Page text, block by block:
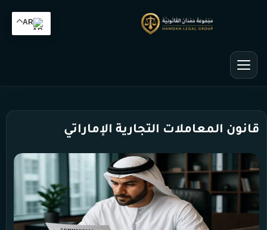
قانون المعاملات التجارية الإماراتي
AR